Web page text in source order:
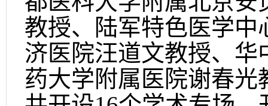
教授、陆军特色医学
济医院汪道文教授、
药大学附属医院谢春